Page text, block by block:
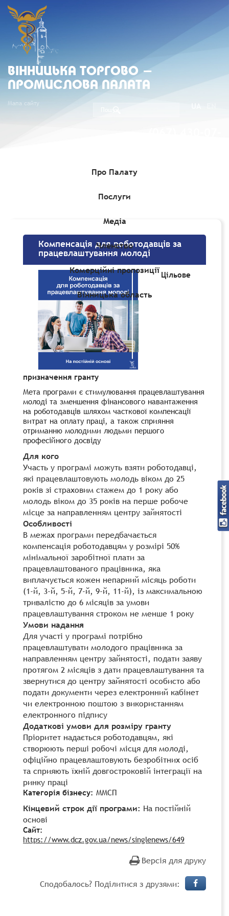
ВIННИЦЬКА ТОРГОВО -
ПРОМИСЛОВА ПАЛАТА
Мапа сайту
Про Палату
Послуги
Медіа
Членство
Комерційні пропозиції
Вінницька область
Гранти, Проєкти, Програми для бізнесу
Компенсація для роботодавців за
працевлаштування молоді
Цільове
призначення гранту
Мета програми є стимулювання працевлаштування
молоді та зменшення фінансового навантаження
на роботодавців шляхом часткової компенсації
витрат на оплату праці, а також сприяння
отриманню молодими людьми першого
професійного досвіду
Для кого
Участь у програмі можуть взяти роботодавці,
які працевлаштовують молодь віком до 25
років зі страховим стажем до 1 року або
молодь віком до 35 років на перше робоче
місце за направленням центру зайнятості
Особливості
В межах програми передбачається
компенсація роботодавцям у розмірі 50%
мінімальної заробітної плати за
працевлаштованого працівника, яка
виплачується кожен непарний місяць роботи
(1-й, 3-й, 5-й, 7-й, 9-й, 11-й), із максимальною
тривалістю до 6 місяців за умови
працевлаштування строком не менше 1 року
Умови надання
Для участі у програмі потрібно
працевлаштувати молодого працівника за
направленням центру зайнятості, подати заяву
протягом 2 місяців з дати працевлаштування та
звернутися до центру зайнятості особисто або
подати документи через електронний кабінет
чи електронною поштою з використанням
електронного підпису
Додаткові умови для розміру гранту
Пріоритет надається роботодавцям, які
створюють перші робочі місця для молоді,
офіційно працевлаштовують безробітних осіб
та сприяють їхній довгостроковій інтеграції на
ринку праці
Категорія бізнесу: ММСП
Кінцевий строк дії програми: На постійній
основі
Сайт:
https://www.dcz.gov.ua/news/singlenews/649
Версія для друку
Сподобалось? Поділитися з друзями: